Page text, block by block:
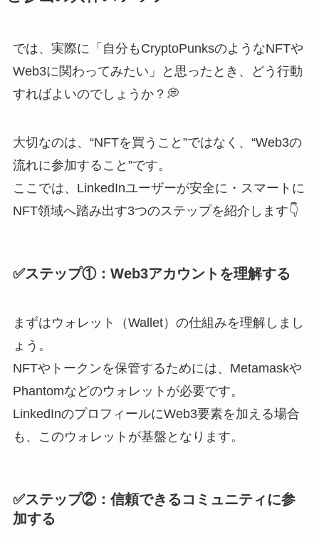
では、実際に「自分もCryptoPunksのようなNFTや
Web3に関わってみたい」と思ったとき、どう行動
すればよいのでしょうか？💭
大切なのは、“NFTを買うこと”ではなく、“Web3の
流れに参加すること”です。
ここでは、LinkedInユーザーが安全に・スマートに
NFT領域へ踏み出す3つのステップを紹介します👇
✅ステップ①：Web3アカウントを理解する
まずはウォレット（Wallet）の仕組みを理解しまし
ょう。
NFTやトークンを保管するためには、Metamaskや
Phantomなどのウォレットが必要です。
LinkedInのプロフィールにWeb3要素を加える場合
も、このウォレットが基盤となります。
✅ステップ②：信頼できるコミュニティに参
加する